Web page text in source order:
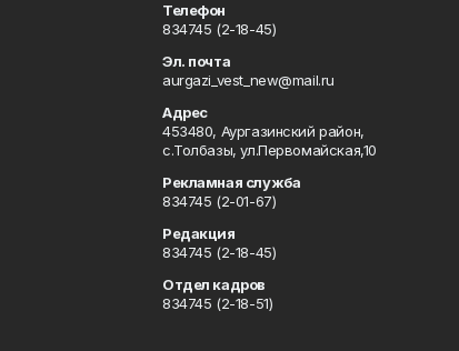
Телефон
834745 (2-18-45)
Эл. почта
aurgazi_vest_new@mail.ru
Адрес
453480, Аургазинский район,
с.Толбазы, ул.Первомайская,10
Рекламная служба
834745 (2-01-67)
Редакция
834745 (2-18-45)
Отдел кадров
834745 (2-18-51)